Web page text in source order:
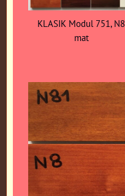
KLASIK Modul 751, N8
mat